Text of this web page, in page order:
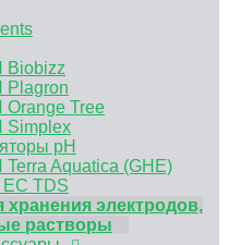
клонирование
Biobizz
Plagron
Orange Tree
Simplex
рН
Terra Aquatica (GHE)
TDS
хранения электродов,
растворы